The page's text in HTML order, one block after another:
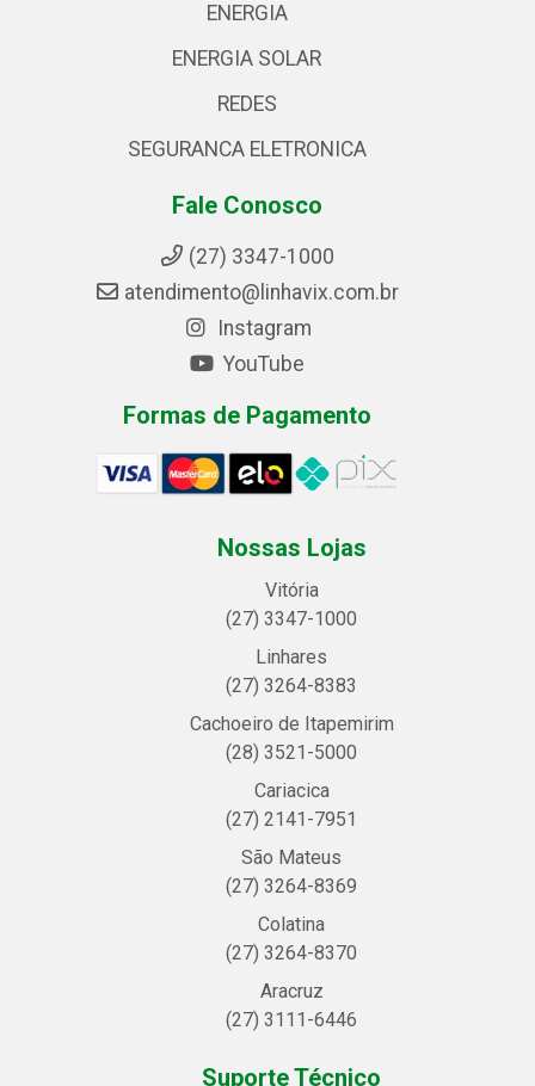
ENERGIA
ENERGIA SOLAR
REDES
SEGURANCA ELETRONICA
Fale Conosco
(27) 3347-1000
atendimento@linhavix.com.br
Instagram
YouTube
Formas de Pagamento
Nossas Lojas
Vitória
(27) 3347-1000
Linhares
(27) 3264-8383
Cachoeiro de Itapemirim
(28) 3521-5000
Cariacica
(27) 2141-7951
São Mateus
(27) 3264-8369
Colatina
(27) 3264-8370
Aracruz
(27) 3111-6446
Suporte Técnico